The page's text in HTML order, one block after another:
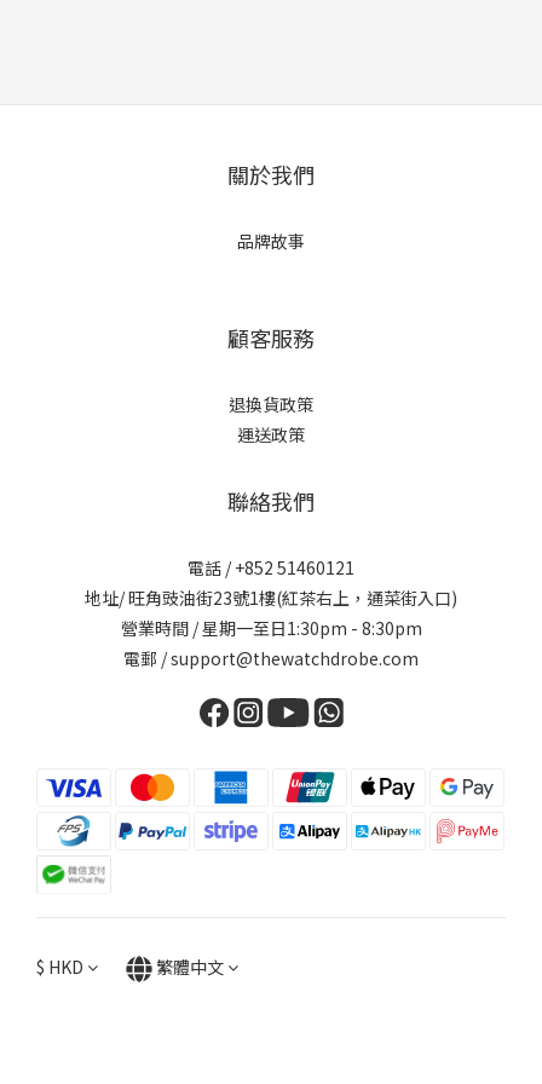
關於我們
品牌故事
顧客服務
退換貨政策
運送政策
聯絡我們
電話 / +852 51460121
地址/ 旺角豉油街23號1樓(紅茶右上，通菜街入口)
營業時間 / 星期一至日1:30pm - 8:30pm
電郵 / support@thewatchdrobe.com
$ HKD 繁體中文